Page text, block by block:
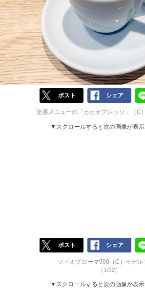
ポスト シェア
定番メニューの「カカオプレッソ」（C
▼スクロールすると次の画像が表
ポスト シェア
ジ・オブローマ990（C）モデル
（1/32）
▼スクロールすると次の画像が表